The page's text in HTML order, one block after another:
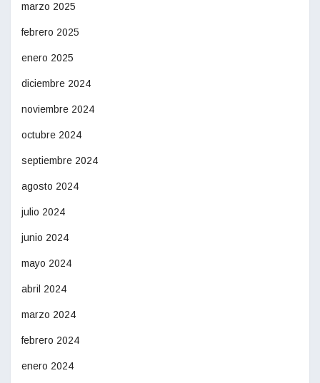
marzo 2025
febrero 2025
enero 2025
diciembre 2024
noviembre 2024
octubre 2024
septiembre 2024
agosto 2024
julio 2024
junio 2024
mayo 2024
abril 2024
marzo 2024
febrero 2024
enero 2024